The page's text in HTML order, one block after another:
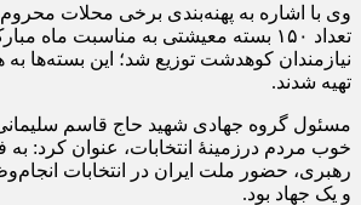
وی با اشاره به پهنه‌بندی برخی محلات
تعداد ۱۵۰ بسته معیشتی به مناسبت ماه
نیازمندان کوهدشت توزیع شد؛ این بسته‌ها
تهیه شدند.
مسئول گروه جهادی شهید حاج قاسم
خوب مردم درزمینهٔ انتخابات، عنوان کرد:
رهبری، حضور ملت ایران در انتخابات
و یک جهاد بود.